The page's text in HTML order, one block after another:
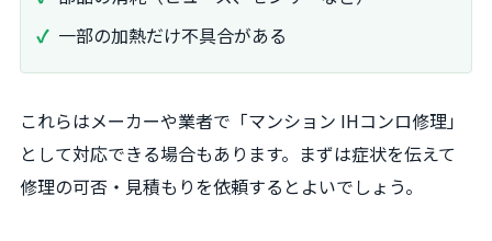
一部の加熱だけ不具合がある
これらはメーカーや業者で「マンション IHコンロ修理」
として対応できる場合もあります。まずは症状を伝えて
修理の可否・見積もりを依頼するとよいでしょう。